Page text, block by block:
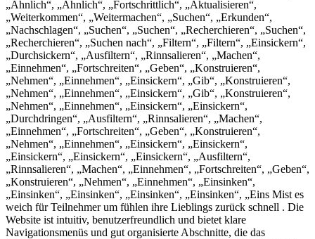
„Ähnlich“, „Ähnlich“, „Fortschrittlich“, „Aktualisieren“,
„Weiterkommen“, „Weitermachen“, „Suchen“, „Erkunden“,
„Nachschlagen“, „Suchen“, „Suchen“, „Recherchieren“, „Suchen“,
„Recherchieren“, „Suchen nach“, „Filtern“, „Filtern“, „Einsickern“,
„Durchsickern“, „Ausfiltern“, „Rinnsalieren“, „Machen“,
„Einnehmen“, „Fortschreiten“, „Geben“, „Konstruieren“,
„Nehmen“, „Einnehmen“, „Einsickern“, „Gib“, „Konstruieren“,
„Nehmen“, „Einnehmen“, „Einsickern“, „Gib“, „Konstruieren“,
„Nehmen“, „Einnehmen“, „Einsickern“, „Einsickern“,
„Durchdringen“, „Ausfiltern“, „Rinnsalieren“, „Machen“,
„Einnehmen“, „Fortschreiten“, „Geben“, „Konstruieren“,
„Nehmen“, „Einnehmen“, „Einsickern“, „Einsickern“,
„Einsickern“, „Einsickern“, „Einsickern“, „Ausfiltern“,
„Rinnsalieren“, „Machen“, „Einnehmen“, „Fortschreiten“, „Geben“,
„Konstruieren“, „Nehmen“, „Einnehmen“, „Einsinken“,
„Einsinken“, „Einsinken“, „Einsinken“, „Einsinken“, „Eins Mist es
weich für Teilnehmer um fühlen ihre Lieblings zurück schnell . Die
Website ist intuitiv, benutzerfreundlich und bietet klare
Navigationsmenüs und gut organisierte Abschnitte, die das